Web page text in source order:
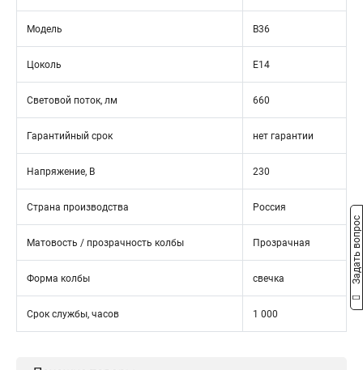
Модель B36
Цоколь Е14
Световой поток, лм 660
Гарантийный срок нет гарантии
Напряжение, В 230
Страна производства Россия
Матовость / прозрачность колбы Прозрачная
Форма колбы свечка
Срок службы, часов 1 000
Задать вопрос